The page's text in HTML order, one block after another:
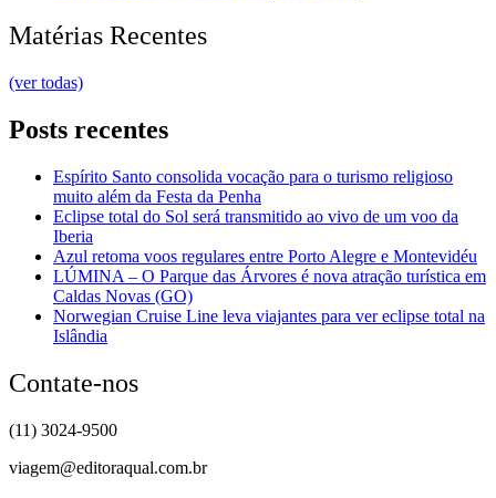
Matérias Recentes
(ver todas)
Posts recentes
Espírito Santo consolida vocação para o turismo religioso
muito além da Festa da Penha
Eclipse total do Sol será transmitido ao vivo de um voo da
Iberia
Azul retoma voos regulares entre Porto Alegre e Montevidéu
LÚMINA – O Parque das Árvores é nova atração turística em
Caldas Novas (GO)
Norwegian Cruise Line leva viajantes para ver eclipse total na
Islândia
Contate-nos
(11) 3024-9500
viagem@editoraqual.com.br